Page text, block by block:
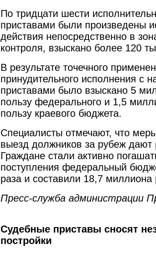
По тридцати шести
приставами были произведены
действия непосредственно в
контроля, взыскано более 120
В результате точечного
принудительного исполнения с
приставами было взыскано 5
пользу федерального и 1,5
пользу краевого бюджета.
Специалисты отмечают, что
выезд должников за рубеж дают
Граждане стали активно
поступления федеральный
раза и составили 18,7 миллиона
Пресс-служба администрации
Судебные приставы сносят
постройки